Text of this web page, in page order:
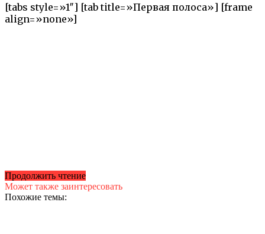
[tabs style=»1″] [tab title=»Первая полоса»] [frame
align=»none»]
Продолжить чтение
Может также заинтересовать
Похожие темы: